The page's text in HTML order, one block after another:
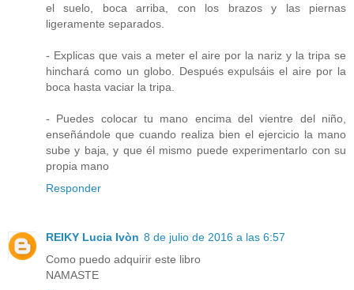
el suelo, boca arriba, con los brazos y las piernas
ligeramente separados.
- Explicas que vais a meter el aire por la nariz y la tripa se
hinchará como un globo. Después expulsáis el aire por la
boca hasta vaciar la tripa.
- Puedes colocar tu mano encima del vientre del niño,
enseñándole que cuando realiza bien el ejercicio la mano
sube y baja, y que él mismo puede experimentarlo con su
propia mano
Responder
REIKY Lucia Ivòn 8 de julio de 2016 a las 6:57
Como puedo adquirir este libro
NAMASTE